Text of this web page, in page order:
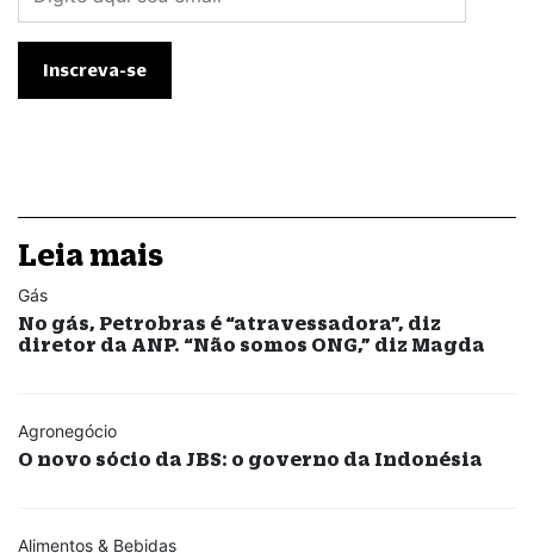
Leia mais
Gás
No gás, Petrobras é “atravessadora”, diz
diretor da ANP. “Não somos ONG,” diz Magda
Agronegócio
O novo sócio da JBS: o governo da Indonésia
Alimentos & Bebidas